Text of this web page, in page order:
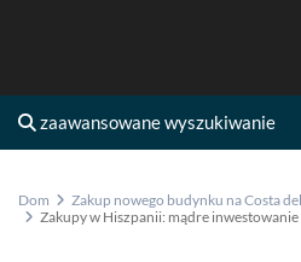
zaawansowane wyszukiwanie
Dom
Zakup nowego budynku na Costa
Zakupy w Hiszpanii: mądre